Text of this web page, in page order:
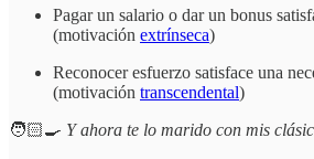
Pagar un salario o dar un bonus
(motivación extrínseca)
Reconocer esfuerzo satisface una
(motivación transcendental)
🧑🏻‍🍳 Y ahora te lo marido con mis